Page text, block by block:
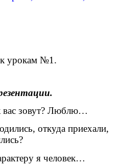
урокам №1.
вас зовут? Люблю…
откуда приехали,
я человек…